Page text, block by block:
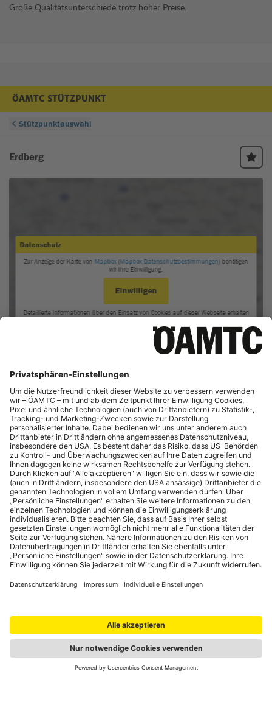
Große Qualitätsunterschiede trotz hoher Preise.
ÖAMTC STÜTZPUNKT